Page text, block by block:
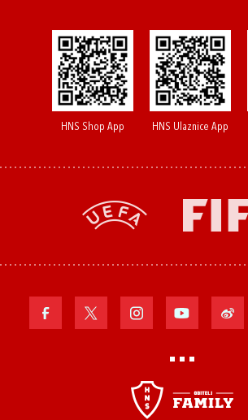
HNS Shop App HNS Ulaznice App